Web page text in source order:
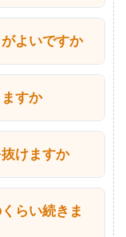
よいですか
すか
けますか
らい続きま